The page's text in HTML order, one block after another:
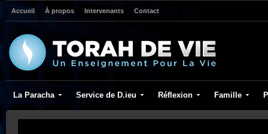
Accueil À propos Intervenants Contact
La Paracha Service de D.ieu Réflexion Famille